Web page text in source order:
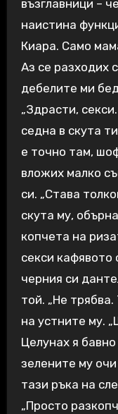
възглавници –
наистина
Киара. Само
Аз се разходих
дебелите ми
„Здрасти,
седна в скута
е точно там,
вложих малко
си. „Става
скута му,
копчета на
секси кафявото
черния си
той. „Не
на устните му.
Целунах я
зелените му
тази ръка на
„Просто